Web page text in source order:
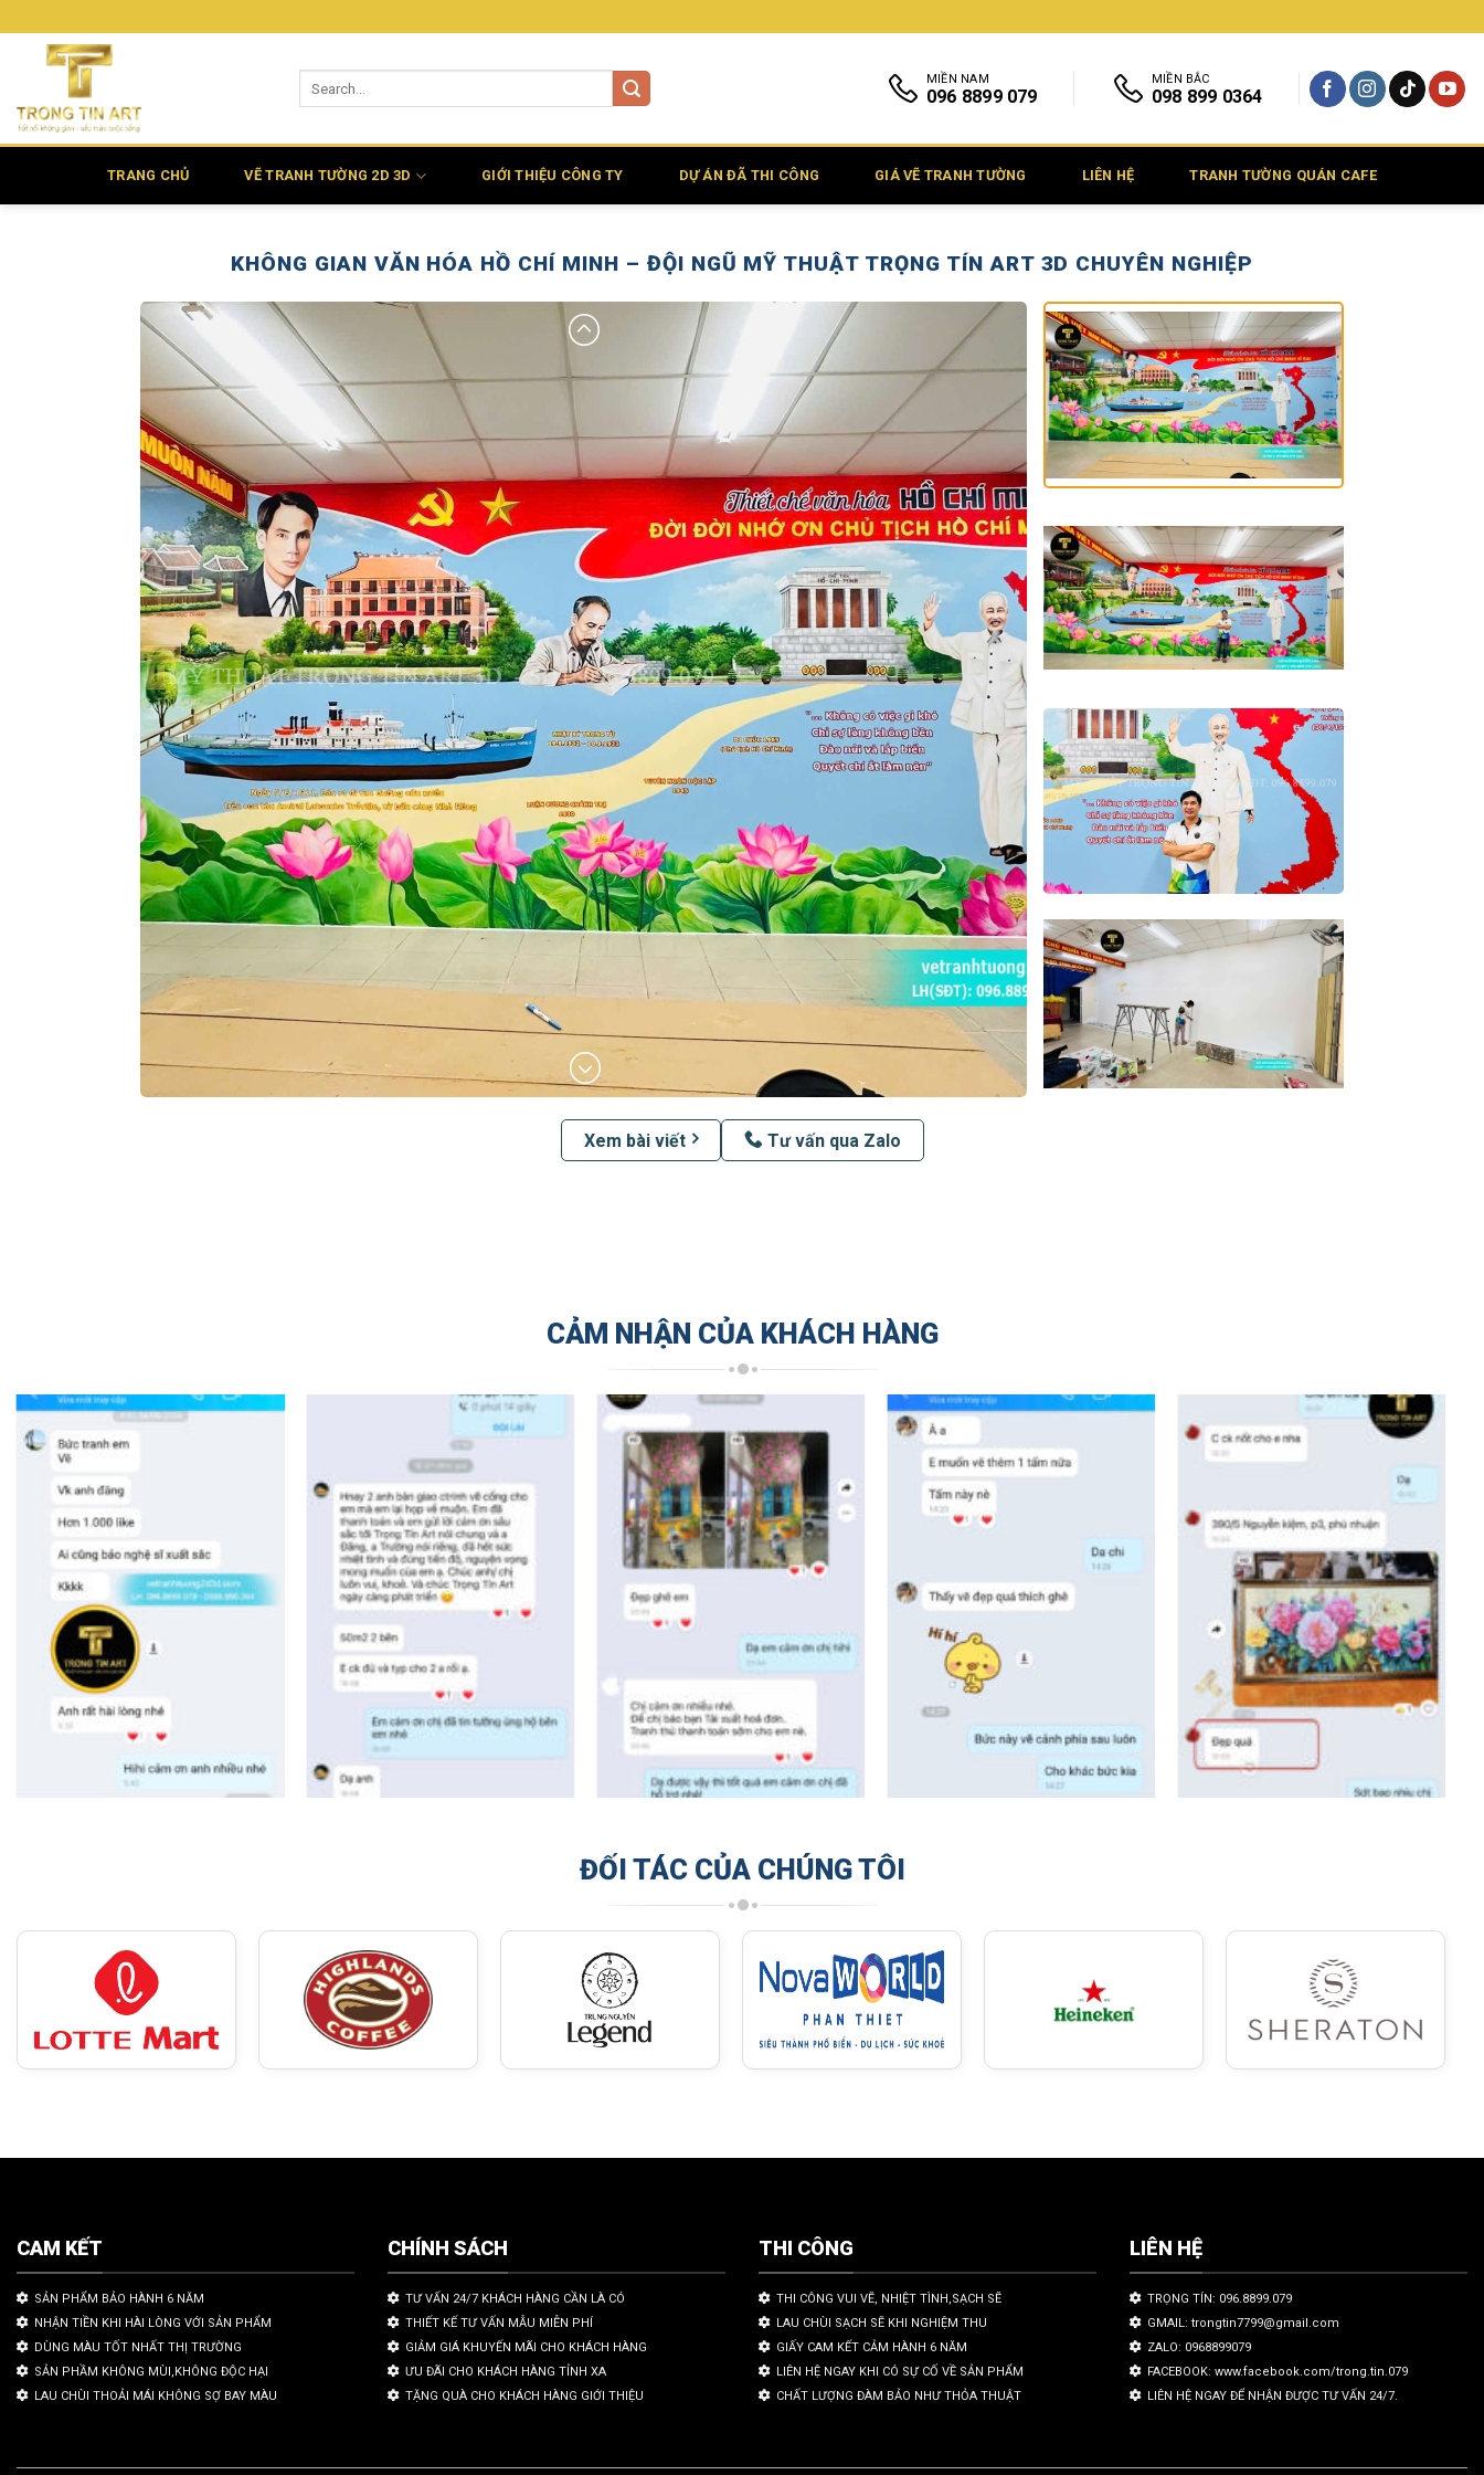
qua
MIỀN NAM
096 8899 079
MIỀN BẮC
098 899 0364
TRANG CHỦ VẼ TRANH TƯỜNG 2D 3D GIỚI THIỆU CÔNG TY DỰ ÁN ĐÃ THI CÔNG GIÁ VẼ TRANH TƯỜNG LIÊN HỆ TRANH TƯỜNG QUÁN CAFE
KHÔNG GIAN VĂN HÓA HỒ CHÍ MINH – ĐỘI NGŨ MỸ THUẬT TRỌNG TÍN ART 3D CHUYÊN NGHIỆP
Xem bài viết Tư vấn qua Zalo
CẢM NHẬN CỦA KHÁCH HÀNG
ĐỐI TÁC CỦA CHÚNG TÔI
CAM KẾT
SẢN PHẨM BẢO HÀNH 6 NĂM
NHẬN TIỀN KHI HÀI LÒNG VỚI SẢN PHẨM
DÙNG MÀU TỐT NHẤT THỊ TRƯỜNG
SẢN PHẦM KHÔNG MÙI,KHÔNG ĐỘC HẠI
LAU CHÙI THOẢI MÁI KHÔNG SỢ BAY MÀU
CHÍNH SÁCH
TƯ VẤN 24/7 KHÁCH HÀNG CẦN LÀ CÓ
THIẾT KẾ TƯ VẤN MẪU MIỄN PHÍ
GIẢM GIÁ KHUYẾN MÃI CHO KHÁCH HÀNG
ƯU ĐÃI CHO KHÁCH HÀNG TỈNH XA
TẶNG QUÀ CHO KHÁCH HÀNG GIỚI THIỆU
THI CÔNG
THI CÔNG VUI VẼ, NHIỆT TÌNH,SẠCH SẼ
LAU CHÙI SẠCH SẼ KHI NGHIỆM THU
GIẤY CAM KẾT CẢM HÀNH 6 NĂM
LIÊN HỆ NGAY KHI CÓ SỰ CỐ VỀ SẢN PHẨM
CHẤT LƯỢNG ĐÀM BẢO NHƯ THỎA THUẬT
LIÊN HỆ
TRỌNG TÍN: 096.8899.079
GMAIL: trongtin7799@gmail.com
ZALO: 0968899079
FACEBOOK: www.facebook.com/trong.tin.079
LIÊN HỆ NGAY ĐỂ NHẬN ĐƯỢC TƯ VẤN 24/7.